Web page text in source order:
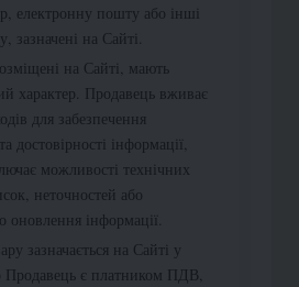
електронну пошту або інші
зазначені на Сайті.
на Сайті, мають
характер. Продавець вживає
для забезпечення
достовірності інформації,
можливості технічних
неточностей або
оновлення інформації.
зазначається на Сайті у
Продавець є платником ПДВ,